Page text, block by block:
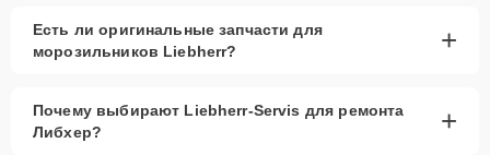
Есть ли оригинальные запчасти для
морозильников Liebherr?
+
Почему выбирают Liebherr-Servis для ремонта
Либхер?
+